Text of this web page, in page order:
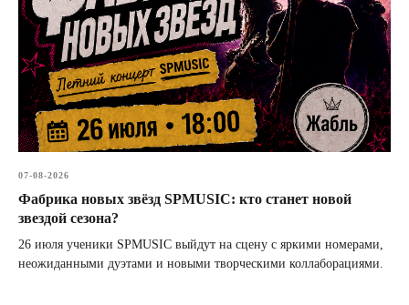
07-08-2026
Фабрика новых звёзд SPMUSIC: кто станет новой
звездой сезона?
26 июля ученики SPMUSIC выйдут на сцену с яркими номерами,
неожиданными дуэтами и новыми творческими коллаборациями.